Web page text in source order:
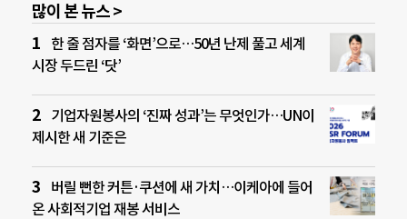
많이 본 뉴스 >
한 줄 점자를 ‘화면’으로…50년 난제 풀고 세계
시장 두드린 ‘닷’
기업자원봉사의 ‘진짜 성과’는 무엇인가…UN이
제시한 새 기준은
버릴 뻔한 커튼·쿠션에 새 가치…이케아에 들어
온 사회적기업 재봉 서비스